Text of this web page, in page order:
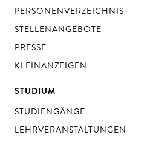
PERSONENVERZEICHNIS
STELLENANGEBOTE
PRESSE
KLEINANZEIGEN
STUDIUM
STUDIENGÄNGE
LEHRVERANSTALTUNGEN